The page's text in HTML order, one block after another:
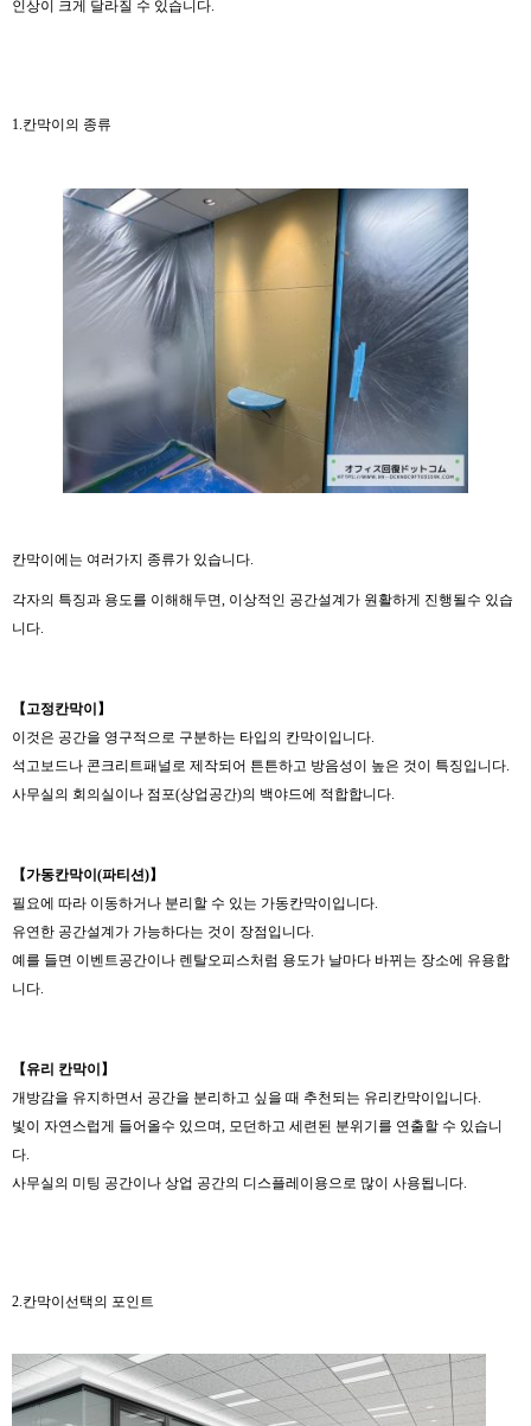
인상이 크게 달라질 수 있습니다.
1.칸막이의 종류
칸막이에는 여러가지 종류가 있습니다.
각자의 특징과 용도를 이해해두면, 이상적인 공간설계가 원활하게 진행될수 있습
니다.
【고정칸막이 】
이것은 공간을 영구적으로 구분하는 타입의 칸막이입니다.
석고보드나 콘크리트패널로 제작되어 튼튼하고 방음성이 높은 것이 특징입니다.
사무실의 회의실이나 점포(상업공간)의 백야드에 적합합니다.
【가동칸막이 (파티션)】
필요에 따라 이동하거나 분리할 수 있는 가동칸막이입니다.
유연한 공간설계가 가능하다는 것이 장점입니다.
예를 들면 이벤트공간이나 렌탈오피스처럼 용도가 날마다 바뀌는 장소에 유용합
니다.
【유리 칸막이 】
개방감을 유지하면서 공간을 분리하고 싶을 때 추천되는 유리칸막이입니다.
빛이 자연스럽게 들어올수 있으며, 모던하고 세련된 분위기를 연출할 수 있습니
다.
사무실의 미팅 공간이나 상업 공간의 디스플레이용으로 많이 사용됩니다.
2.칸막이선택의 포인트